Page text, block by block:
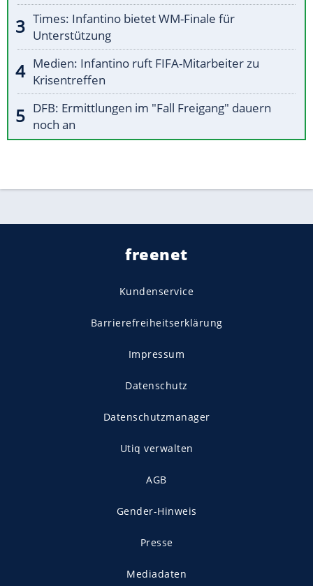
Times: Infantino bietet WM-Finale für
Unterstützung
Medien: Infantino ruft FIFA-Mitarbeiter zu
Krisentreffen
DFB: Ermittlungen im "Fall Freigang" dauern
noch an
freenet
Kundenservice
Barrierefreiheitserklärung
Impressum
Datenschutz
Datenschutzmanager
Utiq verwalten
AGB
Gender-Hinweis
Presse
Mediadaten